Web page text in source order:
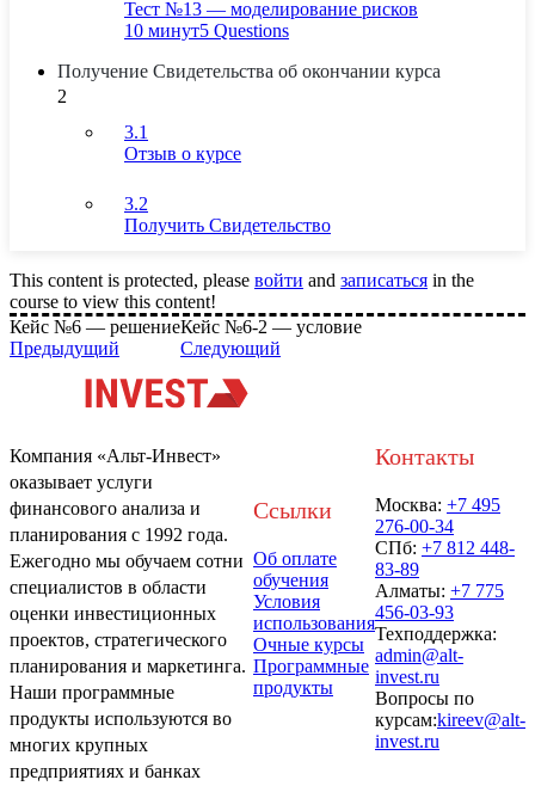
Тест №13 — моделирование рисков
10 минут5 Questions
Получение Свидетельства об окончании курса
2
3.1
Отзыв о курсе
3.2
Получить Свидетельство
This content is protected, please войти and записаться in the
course to view this content!
Кейс №6 — решение
Предыдущий
Кейс №6-2 — условие
Следующий
Компания «Альт-Инвест»
оказывает услуги
финансового анализа и
планирования с 1992 года.
Ежегодно мы обучаем сотни
специалистов в области
оценки инвестиционных
проектов, стратегического
планирования и маркетинга.
Наши программные
продукты используются во
многих крупных
предприятиях и банках
Ссылки
Об оплате
обучения
Условия
использования
Очные курсы
Программные
продукты
Контакты
Москва: +7 495
276-00-34
СПб: +7 812 448-
83-89
Алматы: +7 775
456-03-93
Техподдержка:
admin@alt-
invest.ru
Вопросы по
курсам:kireev@alt-
invest.ru